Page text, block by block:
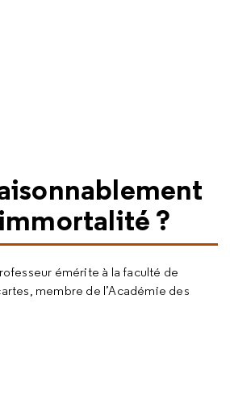
?
émérite à la faculté de
membre de l’Académie des